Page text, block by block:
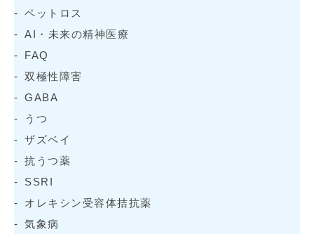
ペットロス
AI・未来の精神医療
FAQ
双極性障害
GABA
うつ
ザズベイ
抗うつ薬
SSRI
オレキシン受容体拮抗薬
気象病